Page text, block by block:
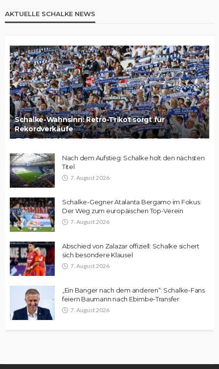
AKTUELLE SCHALKE NEWS
Schalke-Wahnsinn: Retro-Trikot sorgt für
Rekordverkäufe
Nach dem Aufstieg: Schalke holt den nächsten
Titel
7. August 2026
Schalke-Gegner Atalanta Bergamo im Fokus:
Der Weg zum europäischen Top-Verein
7. August 2026
Abschied von Zalazar offiziell: Schalke sichert
sich besondere Klausel
7. August 2026
„Ein Banger nach dem anderen“: Schalke-Fans
feiern Baumann nach Ebimbe-Transfer
7. August 2026